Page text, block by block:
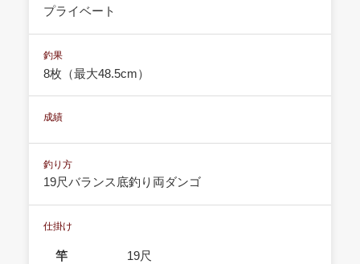
プライベート
釣果
8枚（最大48.5cm）
成績
釣り方
19尺バランス底釣り両ダンゴ
仕掛け
竿 19尺